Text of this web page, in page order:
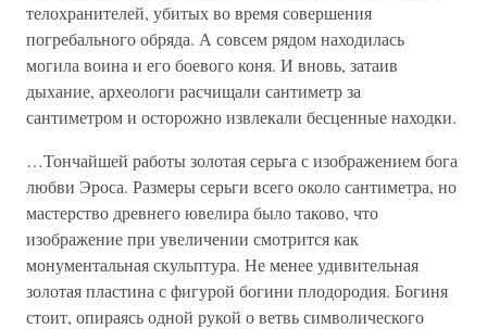
телохранителей, убитых во время совершения
погребального обряда. А совсем рядом находилась
могила воина и его боевого коня. И вновь, затаив
дыхание, археологи расчищали сантиметр за
сантиметром и осторожно извлекали бесценные находки.
…Тончайшей работы золотая серьга с изображением бога
любви Эроса. Размеры серьги всего около сантиметра, но
мастерство древнего ювелира было таково, что
изображение при увеличении смотрится как
монументальная скульптура. Не менее удивительная
золотая пластина с фигурой богини плодородия. Богиня
стоит, опираясь одной рукой о ветвь символического